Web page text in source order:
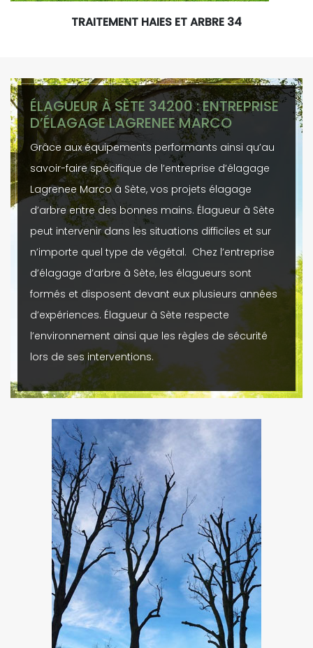
TRAITEMENT HAIES ET ARBRE 34
ÉLAGUEUR À SÈTE 34200 : ENTREPRISE
D’ÉLAGAGE LAGRENEE MARCO
Grâce aux équipements performants ainsi qu’au
savoir-faire spécifique de l’entreprise d’élagage
Lagrenee Marco à Sète, vos projets élagage
d’arbre entre des bonnes mains. Élagueur à Sète
peut intervenir dans les situations difficiles et sur
n’importe quel type de végétal. Chez l’entreprise
d’élagage d’arbre à Sète, les élagueurs sont
formés et disposent devant eux plusieurs années
d’expériences. Élagueur à Sète respecte
l’environnement ainsi que les règles de sécurité
lors de ses interventions.